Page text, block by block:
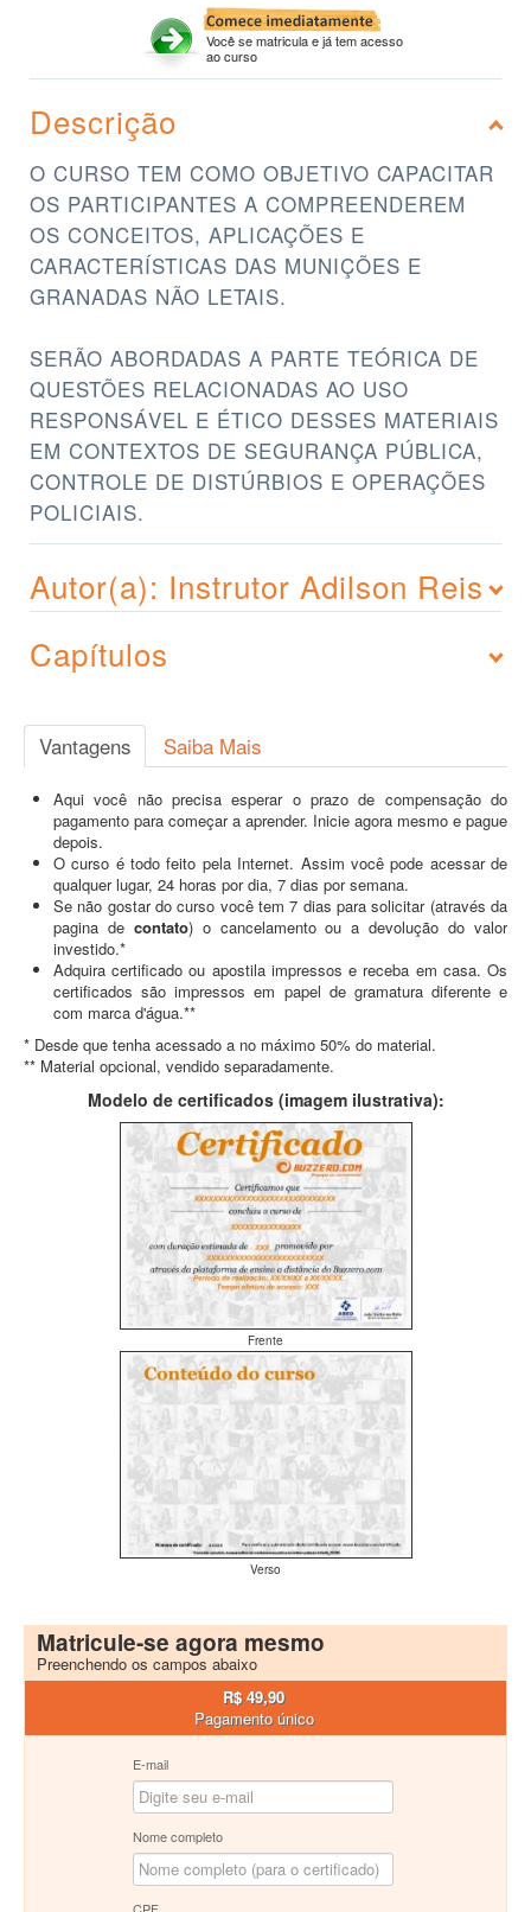
Você se matricula e já tem acesso
ao curso
Descrição
O CURSO TEM COMO OBJETIVO CAPACITAR
OS PARTICIPANTES A COMPREENDEREM
OS CONCEITOS, APLICAÇÕES E
CARACTERÍSTICAS DAS MUNIÇÕES E
GRANADAS NÃO LETAIS.
SERÃO ABORDADAS A PARTE TEÓRICA DE
QUESTÕES RELACIONADAS AO USO
RESPONSÁVEL E ÉTICO DESSES MATERIAIS
EM CONTEXTOS DE SEGURANÇA PÚBLICA,
CONTROLE DE DISTÚRBIOS E OPERAÇÕES
POLICIAIS.
Autor(a): Instrutor Adilson Reis
Capítulos
Vantagens Saiba Mais
Aqui você não precisa esperar o prazo de compensação do
pagamento para começar a aprender. Inicie agora mesmo e pague
depois.
O curso é todo feito pela Internet. Assim você pode acessar de
qualquer lugar, 24 horas por dia, 7 dias por semana.
Se não gostar do curso você tem 7 dias para solicitar (através da
pagina de contato) o cancelamento ou a devolução do valor
investido.*
Adquira certificado ou apostila impressos e receba em casa. Os
certificados são impressos em papel de gramatura diferente e
com marca d'água.**
* Desde que tenha acessado a no máximo 50% do material.
** Material opcional, vendido separadamente.
Modelo de certificados (imagem ilustrativa):
Frente
Verso
Matricule-se agora mesmo
Preenchendo os campos abaixo
R$ 49,90
Pagamento único
E-mail
Nome completo